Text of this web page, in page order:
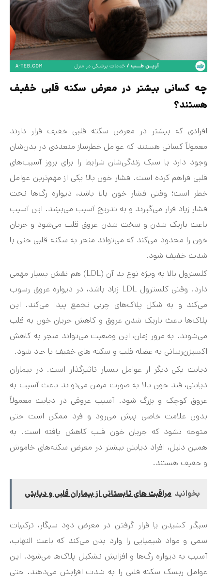
چه کسانی بیشتر در معرض سکته قلبی خفیف
هستند؟
افرادی که بیشتر در معرض سکته قلبی خفیف قرار دارند
معمولاً کسانی هستند که عوامل خطرساز متعددی در بدن‌شان
وجود دارد یا سبک زندگی‌شان شرایط را برای بروز آسیب‌های
قلبی فراهم کرده است. فشار خون بالا یکی از مهم‌ترین عوامل
خطر است؛ وقتی فشار خون بالا باشد، دیواره رگ‌ها تحت
فشار زیاد قرار می‌گیرند و به تدریج آسیب می‌بینند. این آسیب
باعث باریک شدن و سخت شدن عروق قلب می‌شود و جریان
خون را محدود می‌کند که می‌تواند منجر به سکته قلبی حتی با
شدت خفیف شود.
کلسترول بالا به ویژه نوع بد آن (LDL) هم نقش بسیار مهمی
دارد. وقتی کلسترول LDL زیاد باشد، در دیواره عروق رسوب
می‌کند و به شکل پلاک‌های چربی تجمع پیدا می‌کند. این
پلاک‌ها باعث باریک شدن عروق و کاهش جریان خون به قلب
می‌شوند. به مرور زمان، این وضعیت می‌تواند منجر به کاهش
اکسیژن‌رسانی به عضله قلب و سکته های خفیف یا حاد شود.
دیابت یکی دیگر از عوامل بسیار تاثیرگذار است. در بیماران
دیابتی، قند خون بالا به صورت مزمن می‌تواند باعث آسیب به
عروق کوچک و بزرگ شود. آسیب عروقی در دیابت معمولاً
بدون علامت خاصی پیش می‌رود و فرد ممکن است حتی
متوجه نشود که جریان خون قلب کاهش یافته است. به
همین دلیل، افراد دیابتی بیشتر در معرض سکته‌های خاموش
و خفیف هستند.
بخوانید مراقبت های تابستانی از بیماران قلبی و دیابتی
سیگار کشیدن یا قرار گرفتن در معرض دود سیگار، ترکیبات
سمی و مواد شیمیایی را وارد بدن می‌کند که باعث التهاب،
آسیب به دیواره رگ‌ها و افزایش تشکیل پلاک‌ها می‌شود. این
عوامل ریسک سکته قلبی را به شدت افزایش می‌دهند. حتی